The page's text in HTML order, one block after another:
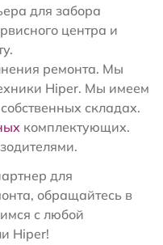
для забора
центра и
ремонта. Мы
Hiper. Мы имеем
складах.
комплектующих.
для
обращайтесь в
с любой
Hiper!